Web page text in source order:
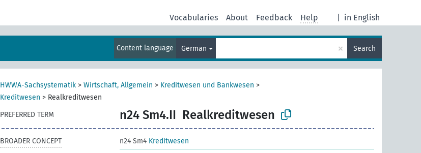
in English
Vocabularies About Feedback Help
Content language German × Search
HWWA-Sachsystematik > Wirtschaft, Allgemein > Kreditwesen und Bankwesen >
Kreditwesen > Realkreditwesen
PREFERRED TERM
n24 Sm4.II Realkreditwesen
BROADER CONCEPT n24 Sm4 Kreditwesen